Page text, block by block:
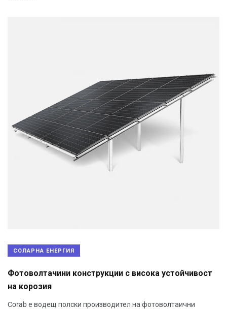
СОЛАРНА ЕНЕРГИЯ
Фотоволтачини конструкции с висока устойчивост
на корозия
Corab е водещ полски производител на фотоволтаични